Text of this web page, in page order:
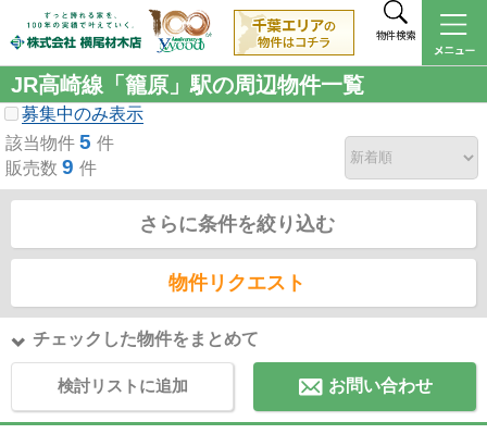
物件検索
JR高崎線「籠原」駅の周辺物件一覧
募集中のみ表示
該当物件 5 件
販売数 9 件
さらに条件を絞り込む
物件リクエスト
チェックした物件をまとめて
検討リストに追加 お問い合わせ